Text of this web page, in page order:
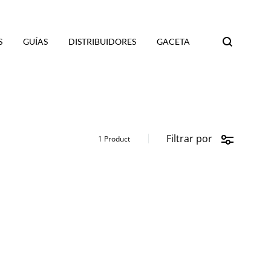
GUÍAS DISTRIBUIDORES GACETA Search
Filtrar por
1 Product